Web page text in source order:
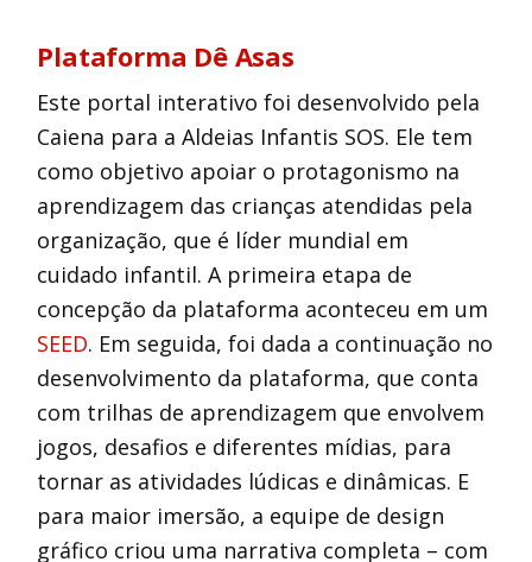
Plataforma Dê Asas
Este portal interativo foi desenvolvido pela
Caiena para a Aldeias Infantis SOS. Ele tem
como objetivo apoiar o protagonismo na
aprendizagem das crianças atendidas pela
organização, que é líder mundial em
cuidado infantil. A primeira etapa de
concepção da plataforma aconteceu em um
SEED. Em seguida, foi dada a continuação no
desenvolvimento da plataforma, que conta
com trilhas de aprendizagem que envolvem
jogos, desafios e diferentes mídias, para
tornar as atividades lúdicas e dinâmicas. E
para maior imersão, a equipe de design
gráfico criou uma narrativa completa – com